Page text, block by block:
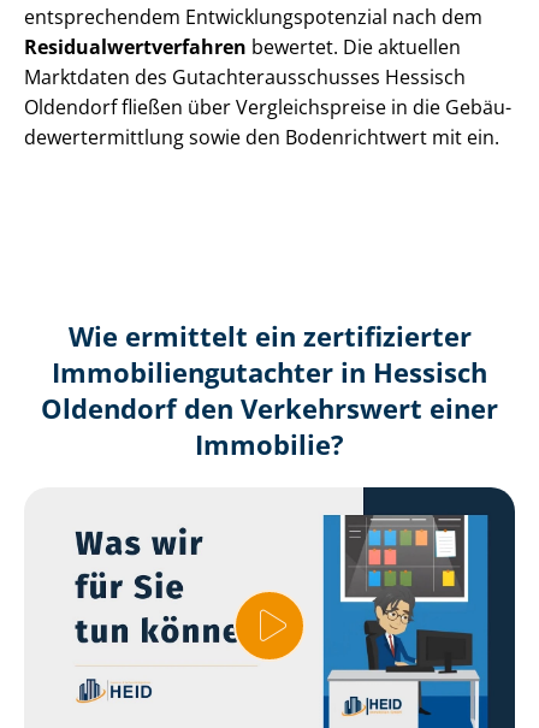
entsprechendem Ent­wick­lungs­po­ten­zi­al nach dem
Re­si­du­al­wert­ver­fah­ren bewertet. Die aktuellen
Marktdaten des Gut­ach­ter­aus­schus­ses Hessisch
Oldendorf fließen über Ver­gleichs­prei­se in die Ge­bäu­
de­wert­ermitt­lung sowie den Bodenrichtwert mit ein.
Wie ermittelt ein zertifizierter
Immobilien­gutachter in Hessisch
Oldendorf den Verkehrswert einer
Immobilie?